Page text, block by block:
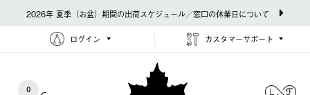
2026年 夏季（お盆）期間の出荷スケジュール／窓口の休業日について
ログイン カスタマーサポート
0